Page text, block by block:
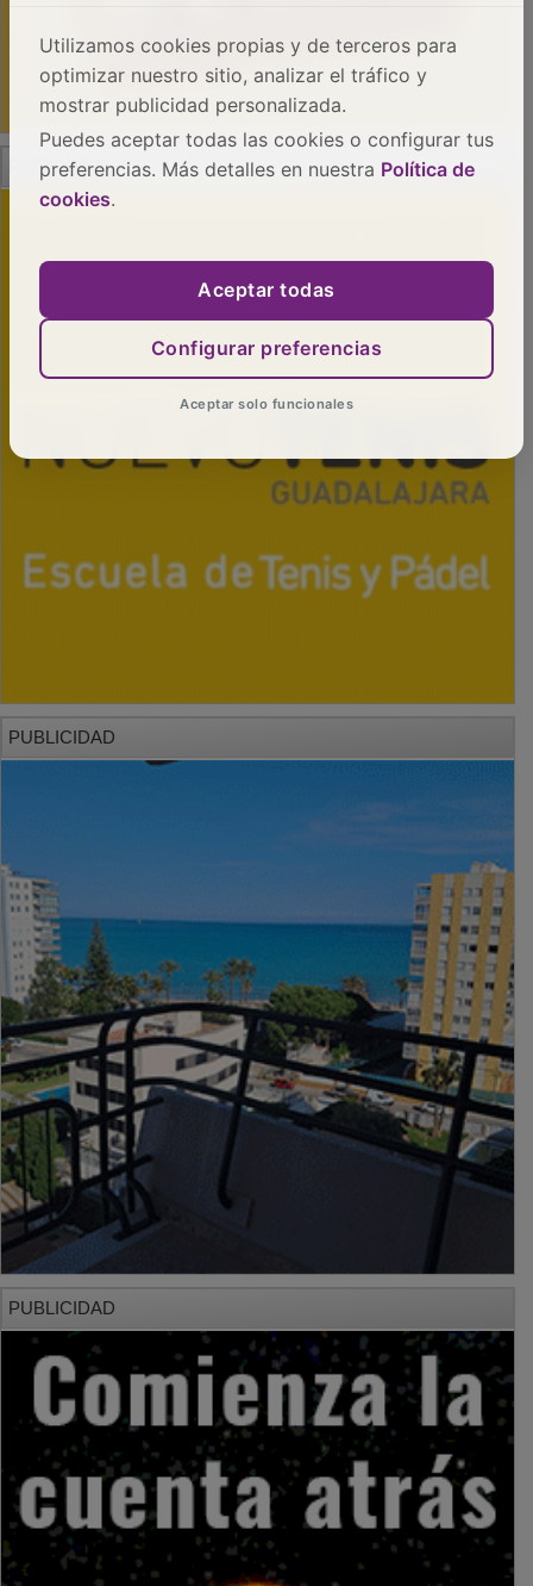
PUBLICIDAD
Utilizamos cookies propias y de terceros para
optimizar nuestro sitio, analizar el tráfico y
mostrar publicidad personalizada.
Puedes aceptar todas las cookies o configurar tus
preferencias. Más detalles en nuestra Política de
cookies.
Aceptar todas
Configurar preferencias
Aceptar solo funcionales